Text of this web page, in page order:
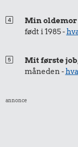
Æble
Min oldemor
født i 1985 -
Mit første job
måneden -
annonce